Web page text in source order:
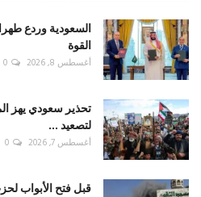
السعودية وردع
القوة
أغسطس 8, 2026 0
تحذير سعودي يهز
لتصعيد ...
أغسطس 7, 2026 0
قبل فتح الأبواب